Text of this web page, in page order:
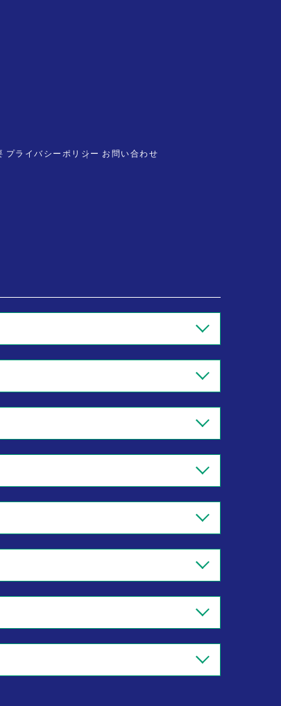
プライバシーポリシー お問い合わせ